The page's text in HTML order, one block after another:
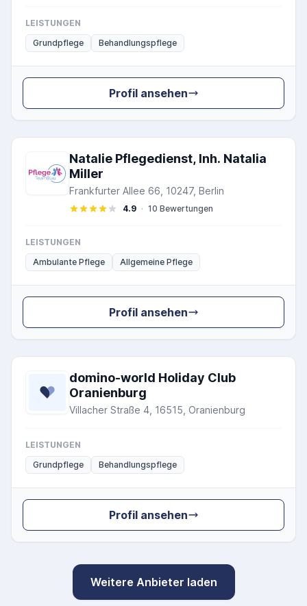
LEISTUNGEN
Grundpflege
Behandlungspflege
Profil ansehen
Natalie Pflegedienst, Inh. Natalia
Miller
Frankfurter Allee 66, 10247, Berlin
4.9 · 10 Bewertungen
LEISTUNGEN
Ambulante Pflege
Allgemeine Pflege
Profil ansehen
domino-world Holiday Club
Oranienburg
Villacher Straße 4, 16515, Oranienburg
LEISTUNGEN
Grundpflege
Behandlungspflege
Profil ansehen
Weitere Anbieter laden